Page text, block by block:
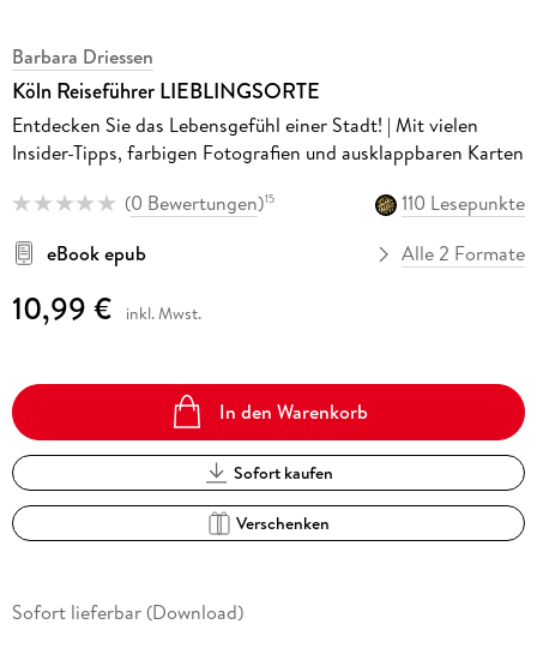
Barbara Driessen
Köln Reiseführer LIEBLINGSORTE
Entdecken Sie das Lebensgefühl einer Stadt! | Mit vielen
Insider-Tipps, farbigen Fotografien und ausklappbaren Karten
(0 Bewertungen)15
110 Lesepunkte
eBook epub
Alle 2 Formate
10,99 € inkl. Mwst.
In den Warenkorb
Sofort kaufen
Verschenken
Sofort lieferbar (Download)